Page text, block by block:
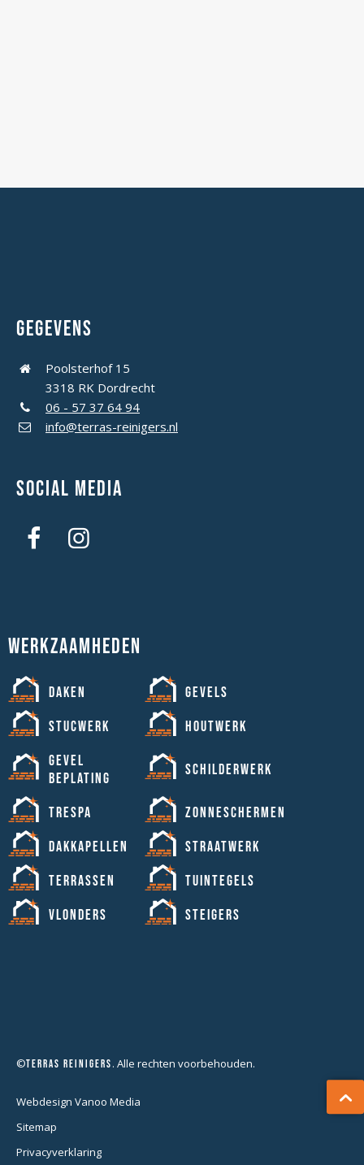
Gegevens
Poolsterhof 15
3318 RK Dordrecht
06 - 57 37 64 94
info@terras-reinigers.nl
Social media
Werkzaamheden
Daken
Gevels
Stucwerk
Houtwerk
Gevel
beplating
Schilderwerk
Trespa
Zonneschermen
Dakkapellen
Straatwerk
Terrassen
Tuintegels
Vlonders
Steigers
©Terras Reinigers. Alle rechten voorbehouden.
Webdesign Vanoo Media
Sitemap
Privacyverklaring